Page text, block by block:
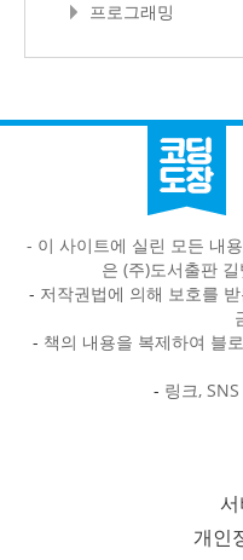
프로그래밍
- 이 사이트에 실린 모든 내
은 (주)도서출판
- 저작권법에 의해 보호를
- 책의 내용을 복제하여 블
- 링크,
개인